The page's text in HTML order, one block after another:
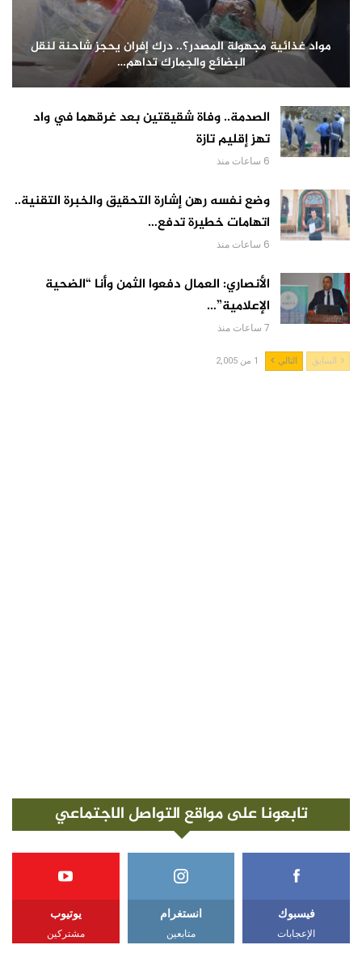
مواد غذائية مجهولة المصدر؟.. درك إفران يحجز شاحنة لنقل
البضائع والجمارك تداهم…
الصدمة.. وفاة شقيقتين بعد غرقهما في واد
تهز إقليم تازة
6 ساعات منذ
وضع نفسه رهن إشارة التحقيق والخبرة التقنية..
اتهامات خطيرة تدفع…
6 ساعات منذ
الأنصاري: العمال دفعوا الثمن وأنا “الضحية
الإعلامية”…
7 ساعات منذ
السابق التالي 1 من 2,005
تابعونا على مواقع التواصل الاجتماعي
فيسبوك
الإعجابات
انستغرام
متابعين
يوتيوب
مشتركين